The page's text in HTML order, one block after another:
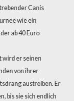
Canis
wie ein
ab 40 Euro
wird er seinen
von ihrer
austreiben. Er
bis sie sich endlich